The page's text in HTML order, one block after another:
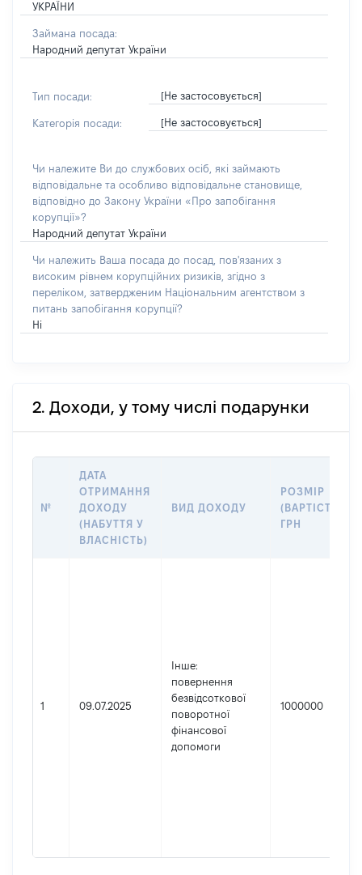
УКРАЇНИ
Займана посада:
Народний депутат України
Тип посади: [Не застосовується]
Категорія посади: [Не застосовується]
Чи належите Ви до службових осіб, які займають
відповідальне та особливо відповідальне становище,
відповідно до Закону України «Про запобігання
корупції»?
Народний депутат України
Чи належить Ваша посада до посад, пов'язаних з
високим рівнем корупційних ризиків, згідно з
переліком, затвердженим Національним агентством з
питань запобігання корупції?
Ні
2. Доходи, у тому числі подарунки
№
ДАТА
ОТРИМАННЯ
ДОХОДУ
(НАБУТТЯ У
ВЛАСНІСТЬ)
ВИД ДОХОДУ
РОЗМІР
(ВАРТІСТЬ),
ГРН
1 09.07.2025
Інше:
повернення
безвідсоткової
поворотної
фінансової
допомоги
1000000